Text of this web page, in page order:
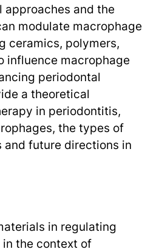
and the
modulate macrophage
ceramics, polymers,
influence macrophage
periodontal
a theoretical
in periodontitis,
the types of
and future directions in
in regulating
the context of